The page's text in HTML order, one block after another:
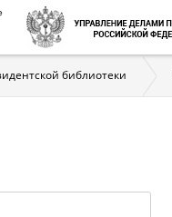
библиотеки